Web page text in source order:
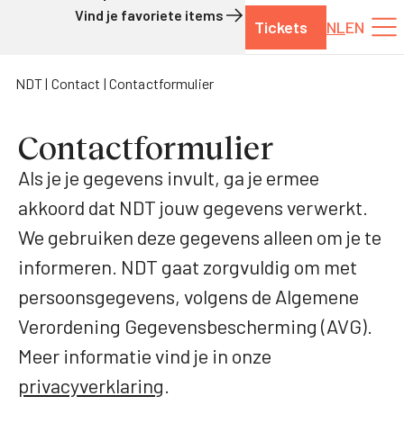
Tickets NLEN
Vind je favoriete items
NDT Contact Contactformulier
Contactformulier
Als je je gegevens invult, ga je ermee
akkoord dat NDT jouw gegevens verwerkt.
We gebruiken deze gegevens alleen om je te
informeren. NDT gaat zorgvuldig om met
persoonsgegevens, volgens de Algemene
Verordening Gegevensbescherming (AVG).
Meer informatie vind je in onze
privacyverklaring